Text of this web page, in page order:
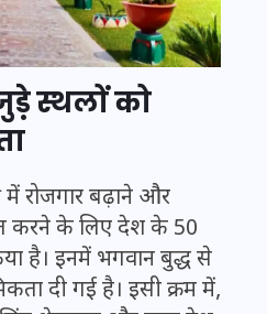
स्थलों को
में रोजगार बढ़ाने और
करने के लिए देश के 50
है। इनमें भगवान बुद्ध से
दी गई है। इसी क्रम में,